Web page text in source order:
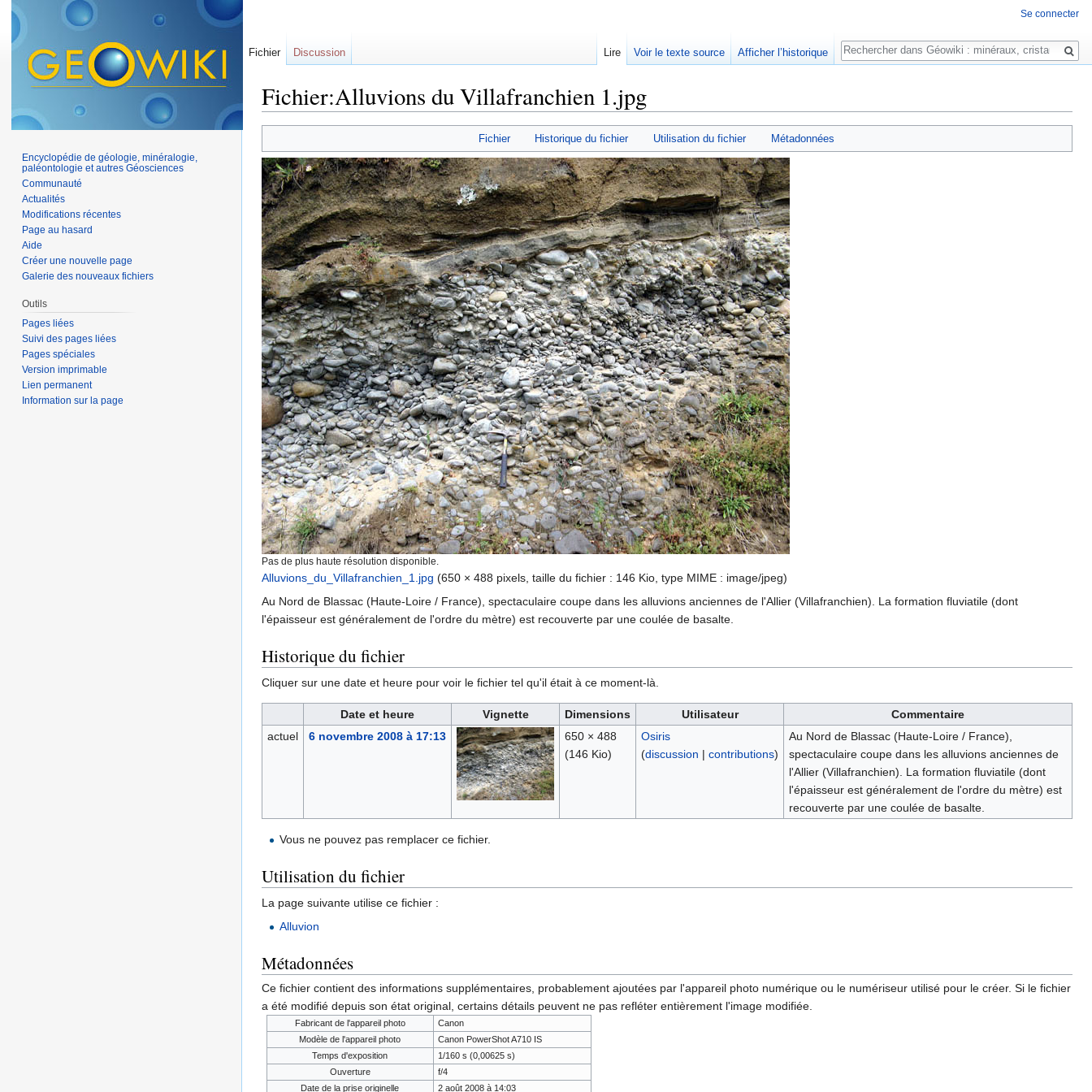
Fichier:Alluvions du Villafranchien 1.jpg
Fichier Historique du fichier Utilisation du fichier Métadonnées
Pas de plus haute résolution disponible.
Alluvions_du_Villafranchien_1.jpg (650 × 488 pixels, taille du fichier : 146 Kio, type MIME : image/jpeg)
Au Nord de Blassac (Haute-Loire / France), spectaculaire coupe dans les alluvions anciennes de l'Allier (Villafranchien). La formation fluviatile (dont
l'épaisseur est généralement de l'ordre du mètre) est recouverte par une coulée de basalte.
Historique du fichier
Cliquer sur une date et heure pour voir le fichier tel qu'il était à ce moment-là.
Date et heure Vignette Dimensions Utilisateur
Commentaire
actuel
6 novembre 2008 à 17:13
650 × 488
(146 Kio)
Osiris
(discussion | contributions)
Au Nord de Blassac (Haute-Loire / France),
spectaculaire coupe dans les alluvions anciennes de
l'Allier (Villafranchien). La formation fluviatile (dont
l'épaisseur est généralement de l'ordre du mètre) est
recouverte par une coulée de basalte.
Vous ne pouvez pas remplacer ce fichier.
Utilisation du fichier
La page suivante utilise ce fichier :
Alluvion
Métadonnées
Ce fichier contient des informations supplémentaires, probablement ajoutées par l'appareil photo numérique ou le numériseur utilisé pour le créer. Si le fichier
a été modifié depuis son état original, certains détails peuvent ne pas refléter entièrement l'image modifiée.
Fabricant de l'appareil photo
Canon
Modèle de l'appareil photo
Canon PowerShot A710 IS
Temps d'exposition
1/160 s (0,00625 s)
Ouverture
f/4
Date de la prise originelle
2 août 2008 à 14:03
Se connecter
Fichier Discussion Lire Voir le texte source Afficher l’historique
Rechercher
Encyclopédie de géologie, minéralogie,
paléontologie et autres Géosciences
Communauté
Actualités
Modifications récentes
Page au hasard
Aide
Créer une nouvelle page
Galerie des nouveaux fichiers
Outils
Pages liées
Suivi des pages liées
Pages spéciales
Version imprimable
Lien permanent
Information sur la page